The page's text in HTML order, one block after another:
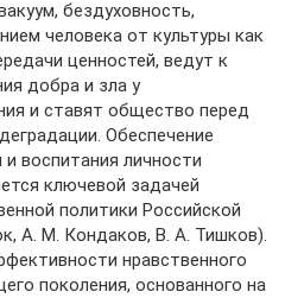
бездуховность,
человека от культуры как
ценностей, ведут к
добра и зла у
и ставят общество перед
Обеспечение
воспитания личности
ключевой задачей
политики Российской
А. М. Кондаков, В. А. Тишков).
нравственного
поколения, основанного на